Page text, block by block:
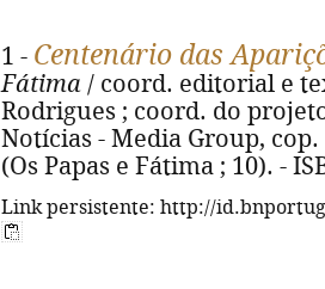
1 - Centenário das
Fátima / coord. editorial e
Rodrigues ; coord. do
Notícias - Media Group, cop.
(Os Papas e Fátima ; 10). -
Link persistente: http://